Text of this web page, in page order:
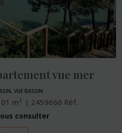
vue mer
VUE BASSIN
m² 2459666 Réf.
consulter